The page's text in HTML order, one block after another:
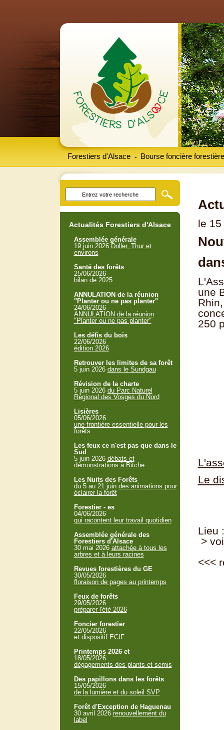
Forestiers d'Alsace Bourse foncière forestière
-
le
une
250
Le
Lieu
>
<<<
Actualités Forestiers d'Alsace
Assemblée générale
19 juin 2026 Doller, Thur et
environs
Santé des forêts
25/06/2026
bilan de 2025
ANNULATION de la réunion
"Planter ou ne pas planter"
24/06/2026
ANNULATION de la réunion
"Planter ou ne pas planter"
Les défis du bois
22/06/2026
édition 2026
Retrouver les limites de sa forêt
5 juin 2026 dans le Sundgau
Révision de la charte
5 juin 2026 du Parc Naturel
Régional des Vosges du Nord
Lisières
05/06/2026
une frontière essentielle pour les
forêts
Les feux ce n'est pas que dans le
Sud
5 juin 2026 débats et
démonstrations à Bitche
Les Nuits des Forêts
du 5 au 21 juin des animations pour
éclairer la forêt
Forestier - es
04/06/2026
qui racontent leur travail quotidien
Assemblée générale des
Forestiers d'Alsace
30 mai 2026 attachée à tous les
arbres et à leurs racines
Revues forestières du GE
30/05/2026
floraison de pages au printemps
Feux de forêts
29/05/2026
préparer l'été 2026
Foncier forestier
22/05/2026
et dispositif ECIF
Printemps 2026 et
18/05/2026
dégagements des plants et semis
Des papillons dans les forêts
15/05/2026
de la lumière et du soleil SVP
Forêt d'Exception de Haguenau
30 avril 2026 renouvellement du
label